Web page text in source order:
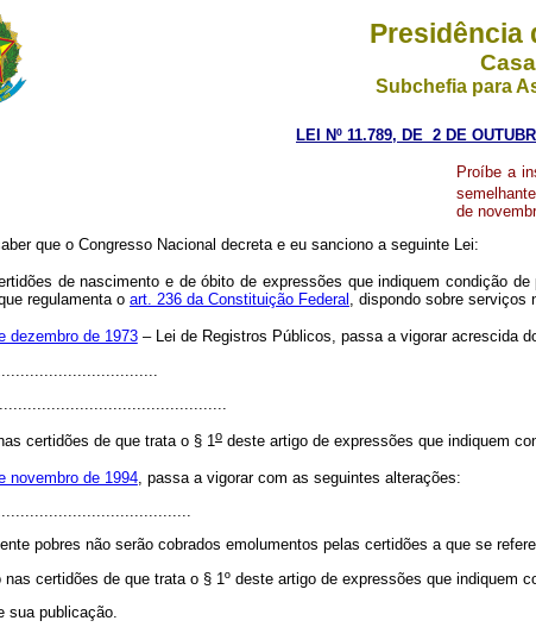
Presidência
Subchefia para
LEI Nº 11.789, DE 2 DE
Proíbe a
de
que o Congresso Nacional decreta e eu sanciono a seguinte Lei:
de nascimento e de óbito de expressões que indiquem condição de
regulamenta o art. 236 da Constituição Federal , dispondo sobre serviços
dezembro de 1973– Lei de Registros Públicos, passa a vigorar acrescida
certidões de que trata o § 1 odeste artigo de expressões que indiquem
novembro de 1994, passa a vigorar com as seguintes alterações:
pobres não serão cobrados emolumentos pelas certidões a que se
de que trata o § 1º deste artigo de expressões que indiquem
sua publicação.